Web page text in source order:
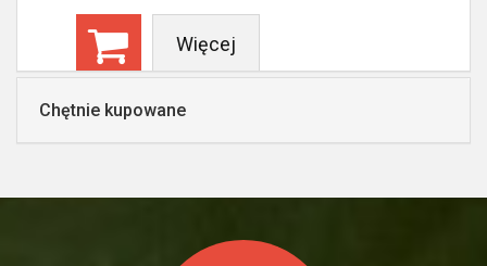
Więcej
Chętnie kupowane